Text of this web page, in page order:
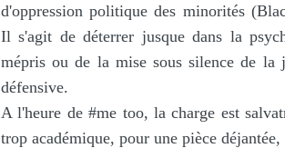
d'oppression politique des minorités
Il s'agit de déterrer jusque dans la
mépris ou de la mise sous silence de la
défensive.
A l'heure de #me too, la charge est
trop académique, pour une pièce